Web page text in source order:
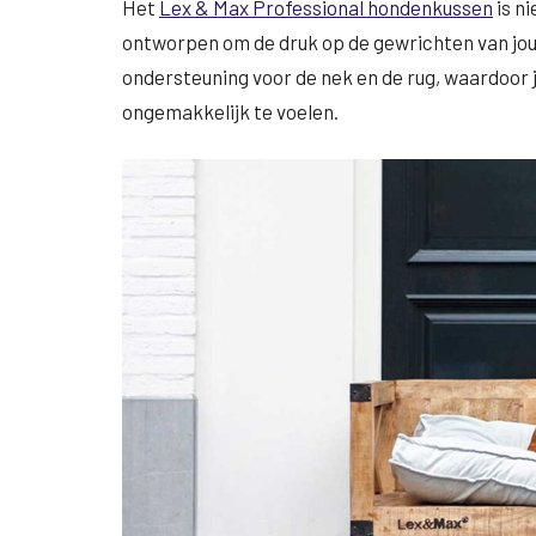
Het Lex & Max Professional hondenkussen is
ontworpen om de druk op de gewrichten van
ondersteuning voor de nek en de rug,
ongemakkelijk te voelen.